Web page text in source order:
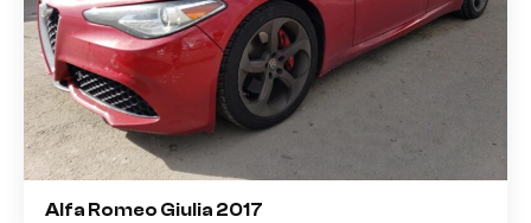
Alfa Romeo Giulia 2017